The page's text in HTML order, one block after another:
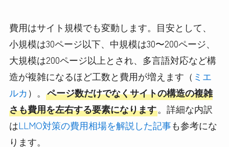
費用はサイト規模でも変動します。目安として、
小規模は30ページ以下、中規模は30〜200ページ、
大規模は200ページ以上とされ、多言語対応など構
造が複雑になるほど工数と費用が増えます（ ミエ
ルカ）。 ページ数だけでなくサイトの構造の複雑
さも費用を左右する要素になります。詳細な内訳
はLLMO対策の費用相場を解説した記事も参考にな
ります。